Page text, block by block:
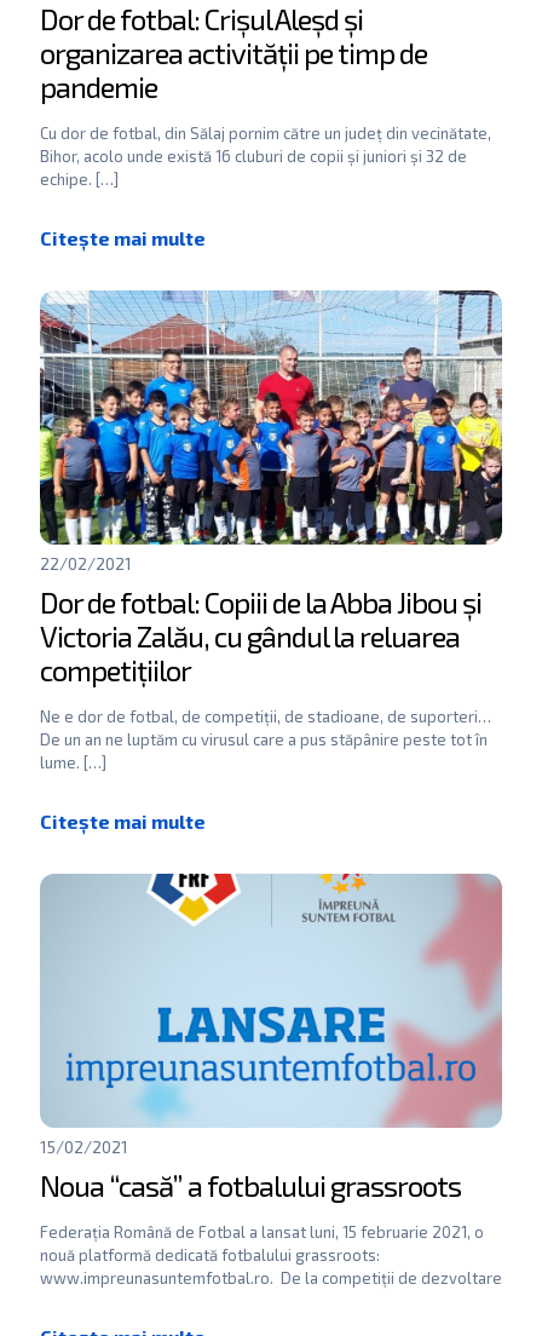
Dor de fotbal: Crișul Aleșd și
organizarea activității pe timp de
pandemie
Cu dor de fotbal, din Sălaj pornim către un județ din vecinătate,
Bihor, acolo unde există 16 cluburi de copii și juniori și 32 de
echipe. […]
22/02/2021
Dor de fotbal: Copiii de la Abba Jibou și
Victoria Zalău, cu gândul la reluarea
competițiilor
Ne e dor de fotbal, de competiții, de stadioane, de suporteri…
De un an ne luptăm cu virusul care a pus stăpânire peste tot în
lume. […]
15/02/2021
Noua “casă” a fotbalului grassroots
Federația Română de Fotbal a lansat luni, 15 februarie 2021, o
nouă platformă dedicată fotbalului grassroots:
www.impreunasuntemfotbal.ro. De la competiții de dezvoltare